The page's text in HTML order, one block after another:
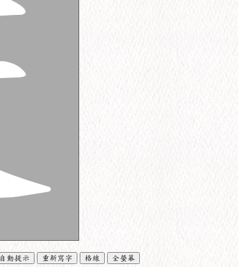
自動提示 重新寫字 格線 全螢幕